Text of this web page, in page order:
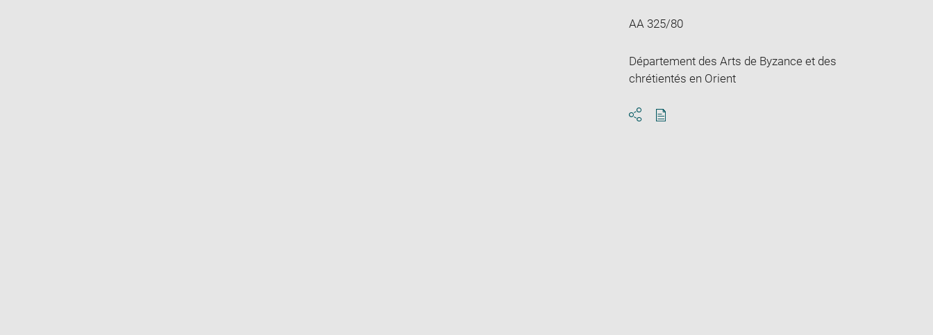
AA 325/80
Département des Arts de Byzance et des
chrétientés en Orient